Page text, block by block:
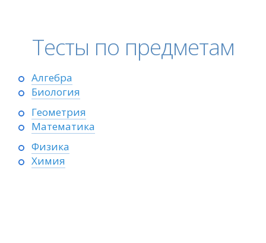
Тесты по предметам
Алгебра
Биология
Геометрия
Математика
Физика
Химия